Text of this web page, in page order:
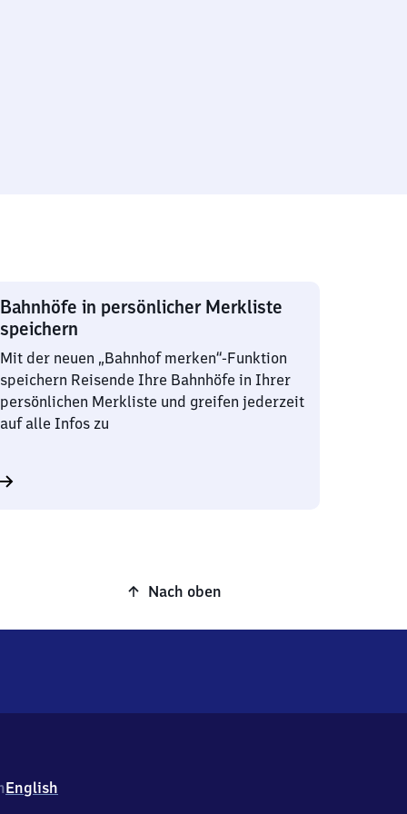
Bahnhöfe in persönlicher Merkliste
speichern
Mit der neuen „Bahnhof merken“-Funktion
speichern Reisende Ihre Bahnhöfe in Ihrer
persönlichen Merkliste und greifen jederzeit
auf alle Infos zu
Nach oben
English